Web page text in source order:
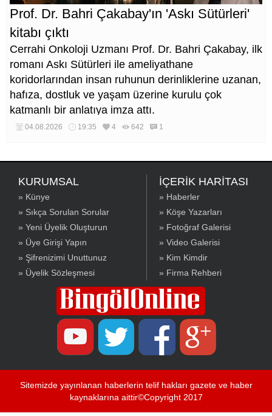
Prof. Dr. Bahri Çakabay'ın 'Askı Sütürleri'
kitabı çıktı
Cerrahi Onkoloji Uzmanı Prof. Dr. Bahri Çakabay, ilk
romanı Askı Sütürleri ile ameliyathane
koridorlarından insan ruhunun derinliklerine uzanan,
hafıza, dostluk ve yaşam üzerine kurulu çok
katmanlı bir anlatıya imza attı.
04.08.2026 19:35 4 642 1
KURUMSAL
» Künye
» Sıkça Sorulan Sorular
» Yeni Üyelik Oluşturun
» Üye Girişi Yapın
» Şifrenizimi Unuttunuz
» Üyelik Sözleşmesi
İÇERİK HARİTASI
» Haberler
» Köşe Yazarları
» Fotoğraf Galerisi
» Video Galerisi
» Kim Kimdir
» Firma Rehberi
Sitemizde yayınlanan haberlerin telif hakları gazete ve haber
kaynaklarına aittir©Copyright 2017